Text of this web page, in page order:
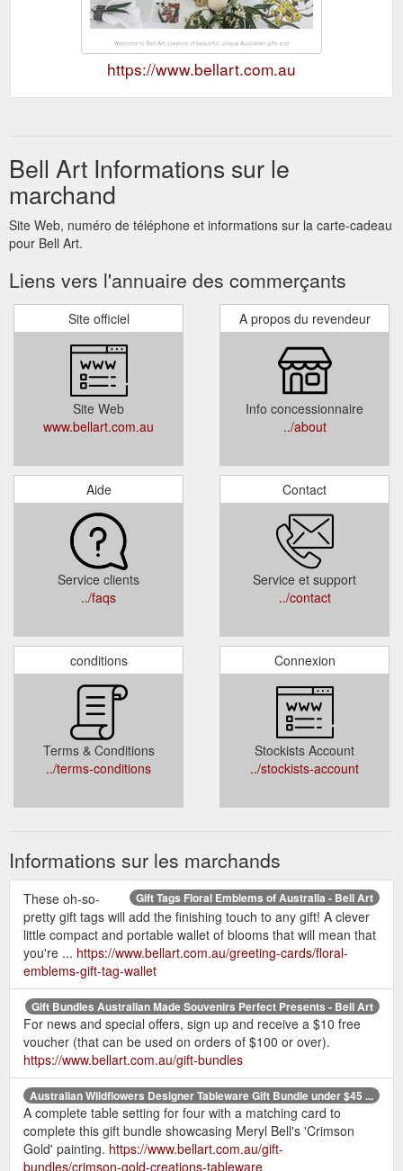
https://www.bellart.com.au
Bell Art Informations sur le
marchand
Site Web, numéro de téléphone et informations sur la carte-cadeau
pour Bell Art.
Liens vers l'annuaire des commerçants
Site officiel
Site Web
www.bellart.com.au
A propos du revendeur
Info concessionnaire
../about
Aide
Service clients
../faqs
Contact
Service et support
../contact
conditions
Terms & Conditions
../terms-conditions
Connexion
Stockists Account
../stockists-account
Informations sur les marchands
Gift Tags Floral Emblems of Australia - Bell Art
These oh-so-
pretty gift tags will add the finishing touch to any gift! A clever
little compact and portable wallet of blooms that will mean that
you're ... https://www.bellart.com.au/greeting-cards/floral-
emblems-gift-tag-wallet
Gift Bundles Australian Made Souvenirs Perfect Presents - Bell Art
For news and special offers, sign up and receive a $10 free
voucher (that can be used on orders of $100 or over).
https://www.bellart.com.au/gift-bundles
Australian Wildflowers Designer Tableware Gift Bundle under $45 ...
A complete table setting for four with a matching card to
complete this gift bundle showcasing Meryl Bell's 'Crimson
Gold' painting. https://www.bellart.com.au/gift-
bundles/crimson-gold-creations-tableware